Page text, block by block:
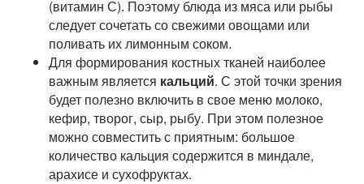
(витамин С). Поэтому блюда из мяса или рыбы
следует сочетать со свежими овощами или
поливать их лимонным соком.
Для формирования костных тканей наиболее
важным является кальций. С этой точки зрения
будет полезно включить в свое меню молоко,
кефир, творог, сыр, рыбу. При этом полезное
можно совместить с приятным: большое
количество кальция содержится в миндале,
арахисе и сухофруктах.